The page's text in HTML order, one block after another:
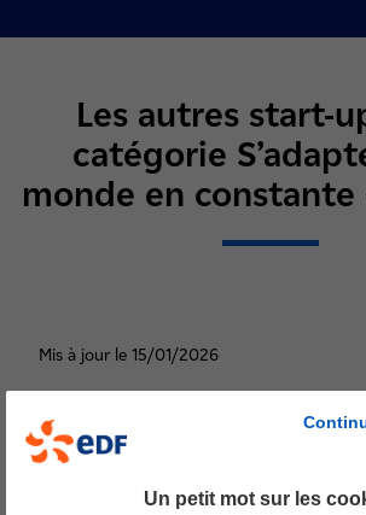
Les autres start-
catégorie
monde en
Mis à jour le 15/01/2026
l'eau
Un petit mot sur les